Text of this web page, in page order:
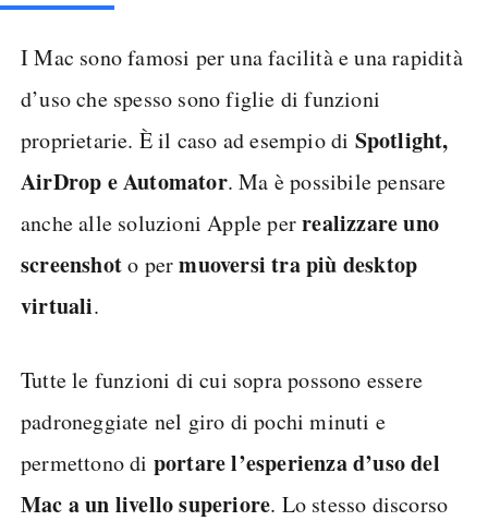
I Mac sono famosi per una facilità e una rapidità
d’uso che spesso sono figlie di funzioni
proprietarie. È il caso ad esempio di Spotlight,
AirDrop e Automator. Ma è possibile pensare
anche alle soluzioni Apple perrealizzare uno
screenshoto permuoversi tra più desktop
virtuali.
Tutte le funzioni di cui sopra possono essere
padroneggiate nel giro di pochi minuti e
permettono di portare l’esperienza d’uso del
Mac a un livello superiore. Lo stesso discorso